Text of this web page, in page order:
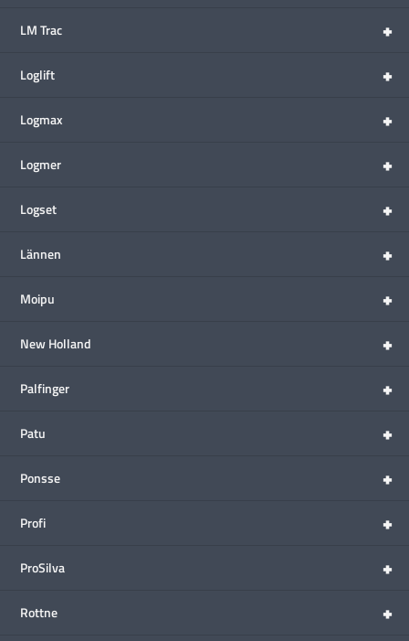
+
LM Trac
+
Loglift
+
Logmax
+
Logmer
+
Logset
+
Lännen
+
Moipu
+
New Holland
+
Palfinger
+
Patu
+
Ponsse
+
Profi
+
ProSilva
+
Rottne